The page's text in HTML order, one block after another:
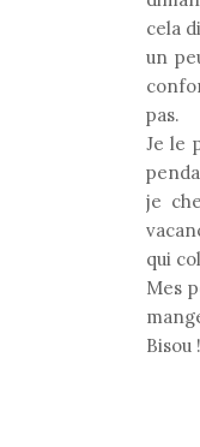
cela
un
pas.
Je le
je
qui
Mes
Bisou !